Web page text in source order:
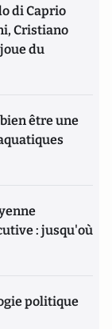
di Caprio
Cristiano
du
être une
: jusqu'où
politique